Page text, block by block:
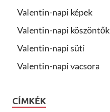
Valentin-napi képek
Valentin-napi köszöntők
Valentin-napi süti
Valentin-napi vacsora
CÍMKÉK